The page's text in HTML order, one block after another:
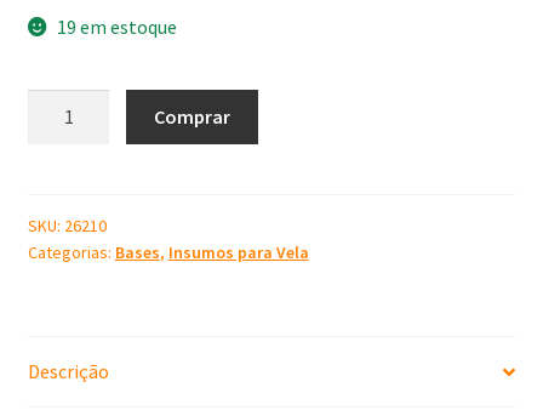
19 em estoque
de
Cobre.
Votiva,
Comprar
SKU: 26210
Categorias: Bases, Insumos para Vela
Descrição